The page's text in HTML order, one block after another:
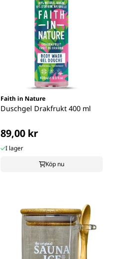
Faith in Nature
Duschgel Drakfrukt 400 ml
89,00 kr
I lager
Köp nu